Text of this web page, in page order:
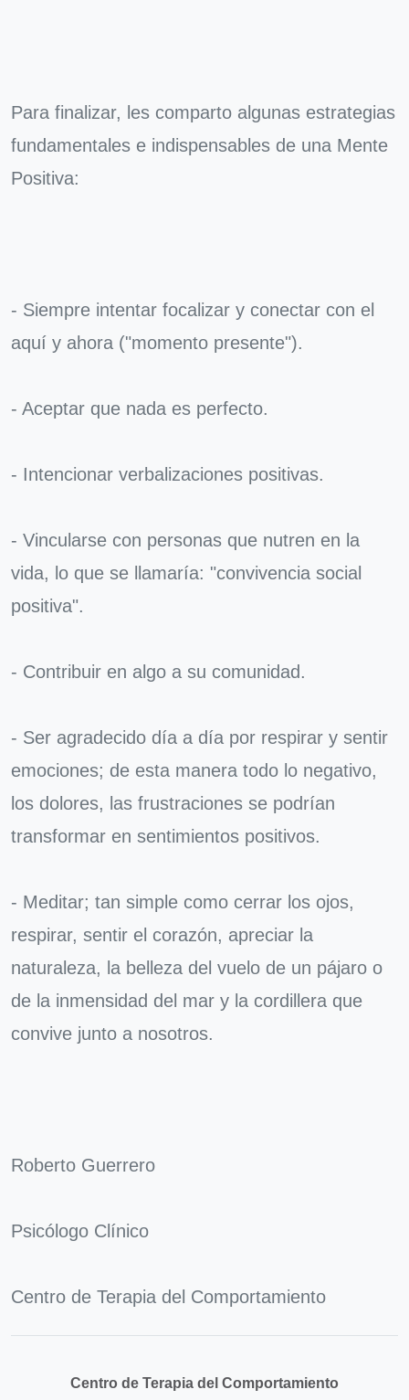
Para finalizar, les comparto algunas estrategias
fundamentales e indispensables de una Mente
Positiva:
- Siempre intentar focalizar y conectar con el
aquí y ahora ("momento presente").
- Aceptar que nada es perfecto.
- Intencionar verbalizaciones positivas.
- Vincularse con personas que nutren en la
vida, lo que se llamaría: "convivencia social
positiva".
- Contribuir en algo a su comunidad.
- Ser agradecido día a día por respirar y sentir
emociones; de esta manera todo lo negativo,
los dolores, las frustraciones se podrían
transformar en sentimientos positivos.
- Meditar; tan simple como cerrar los ojos,
respirar, sentir el corazón, apreciar la
naturaleza, la belleza del vuelo de un pájaro o
de la inmensidad del mar y la cordillera que
convive junto a nosotros.
Roberto Guerrero
Psicólogo Clínico
Centro de Terapia del Comportamiento
Centro de Terapia del Comportamiento